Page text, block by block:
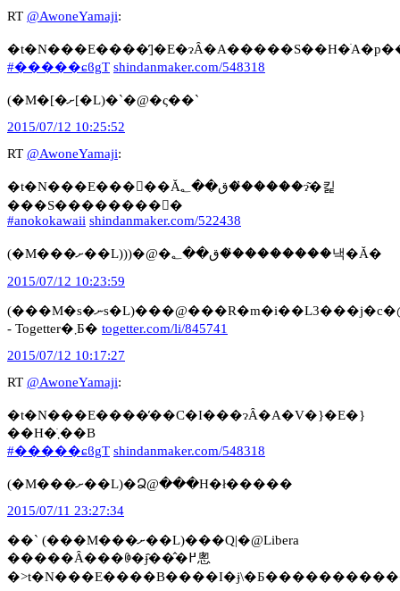
RT @AwoneYamaji:
#�����ɕϐgT shindanmaker.com/548318
(�M�[�ށ[�L)�`�@�ς��`
2015/07/12 10:25:52
RT @AwoneYamaji:
�t�N���E���񂾂��Ăق��؂��̓����ɂ͂�킱
���S��������񂾂�
#anokokawaii shindanmaker.com/522438
(�M���ށ��L)))�@�ق��؂��̓�������낵�Ă�
2015/07/12 10:23:59
(���M�s�ނs�L)���@���R�m�i��L3���j�c�@��@�t�@���^�W�[���Œ��ƗE�҂̐\���A���R�m�̉�v����
- Togetter�܂Ƃ� togetter.com/li/845741
2015/07/12 10:17:27
RT @AwoneYamaji:
�t�N���E����̓��C�I���ɂȂ�A�V�}�E�}
��H�ׂ܂��B
#�����ɕϐgT shindanmaker.com/548318
(�M���ށ��L)�Ձ@���H�ł�����
2015/07/11 23:27:34
��` (���M���ށ��L)���Q|�@Libera
�����Ȃ���ꏏ�ɉ̂��̂�߂悤